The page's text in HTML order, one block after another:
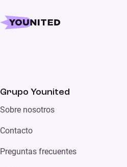
Grupo Younited
Sobre nosotros
Contacto
Preguntas frecuentes